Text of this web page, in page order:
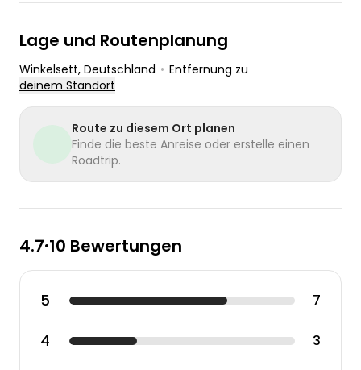
Lage und Routenplanung
Winkelsett, Deutschland • Entfernung zu
deinem Standort
Route zu diesem Ort planen
Finde die beste Anreise oder erstelle einen
Roadtrip.
4.7•10 Bewertungen
5 7
4 3